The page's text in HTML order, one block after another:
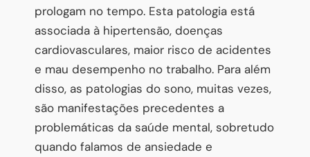
prologam no tempo. Esta patologia está
associada à hipertensão, doenças
cardiovasculares, maior risco de acidentes
e mau desempenho no trabalho. Para além
disso, as patologias do sono, muitas vezes,
são manifestações precedentes a
problemáticas da saúde mental, sobretudo
quando falamos de ansiedade e